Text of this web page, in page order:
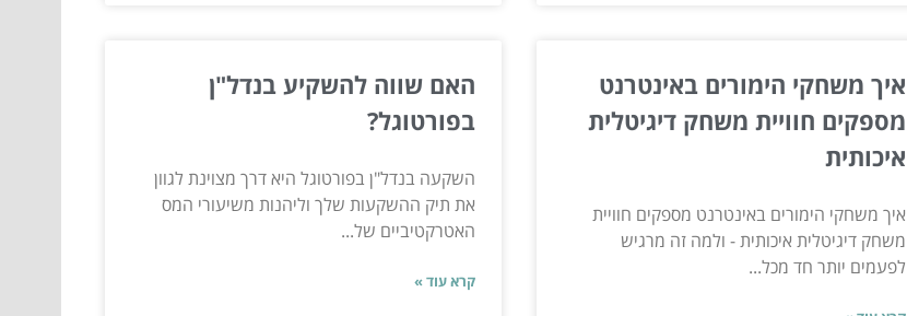
איך משחקי הימורים באינטרנט
מספקים חוויית משחק דיגיטלית
איכותית
איך משחקי הימורים באינטרנט מספקים חוויית
משחק דיגיטלית איכותית - ולמה זה מרגיש
לפעמים יותר חד מכל...
האם שווה להשקיע בנדל"ן
בפורטוגל?
השקעה בנדל"ן בפורטוגל היא דרך מצוינת לגוון
את תיק ההשקעות שלך וליהנות משיעורי המס
האטרקטיביים של...
קרא עוד »